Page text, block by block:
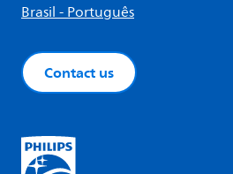
Brasil - Português
Contact us